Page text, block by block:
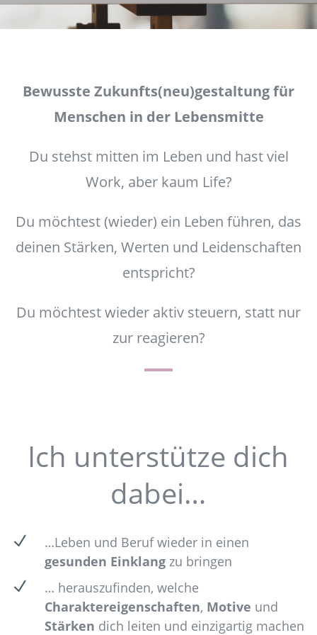
Bewusste Zukunfts(neu)gestaltung für
Menschen in der Lebensmitte
Du stehst mitten im Leben und hast viel
Work, aber kaum Life?
Du möchtest (wieder) ein Leben führen, das
deinen Stärken, Werten und Leidenschaften
entspricht?
Du möchtest wieder aktiv steuern, statt nur
zur reagieren?
Ich unterstütze dich
dabei…
N
…Leben und Beruf wieder in einen
gesunden Einklangzu bringen
N
… herauszufinden, welche
Charaktereigenschaften, Motive und
Stärken dich leiten und einzigartig machen